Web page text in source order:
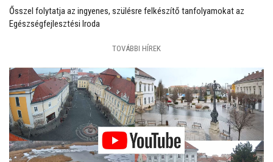
Ősszel folytatja az ingyenes, szülésre felkészítő tanfolyamokat az
Egészségfejlesztési Iroda
TOVÁBBI HÍREK